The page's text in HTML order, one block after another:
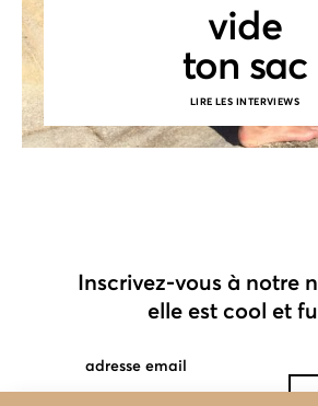
vide
ton sac
LIRE LES INTERVIEWS
Inscrivez-vous à notre
elle est cool et
adresse email